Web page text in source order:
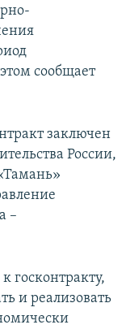
сообщает
заключен
России,
–
госконтракту,
и реализовать